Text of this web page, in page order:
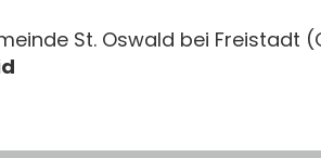
St. Oswald bei Freistadt